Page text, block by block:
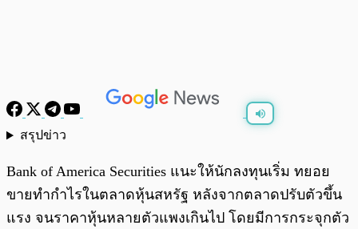
สรุปข่าว
Bank of America Securities แนะให้นักลงทุนเริ่ม ทยอย
ขายทำกำไรในตลาดหุ้นสหรัฐ หลังจากตลาดปรับตัวขึ้น
แรง จนราคาหุ้นหลายตัวแพงเกินไป โดยมีการกระจุกตัว